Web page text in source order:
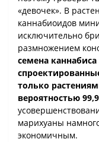
«девочек». В
каннабиоидов
исключительно
размножением
семена каннабиса
только
вероятностью
марихуаны
экономичным.